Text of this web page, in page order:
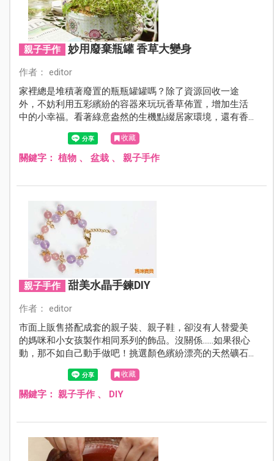
親子手作 妙用廢棄瓶罐 香草大變身
作者： editor
家裡總是堆積著廢置的瓶瓶罐罐嗎？除了資源回收一途
外，不妨利用五彩繽紛的容器來玩玩香草佈置，增加生活
中的小幸福。看著綠意盎然的生機點綴居家環境，還有香
氣滿溢的植物芬芳，更可以順手拈下幾片香葉泡茶、入料
理，啜飲美妙滋味！
收藏
關鍵字： 植物、 盆栽、 親子手作
親子手作 甜美水晶手鍊DIY
作者： editor
市面上販售搭配成套的親子裝、親子鞋，卻沒有人替愛美
的媽咪和小女孩製作相同系列的飾品。沒關係……如果很心
動，那不如自己動手做吧！挑選顏色繽紛漂亮的天然礦石
珠，輕鬆搖身一變成為最耀眼的清甜糖果系水晶手鍊！
收藏
關鍵字： 親子手作、 DIY